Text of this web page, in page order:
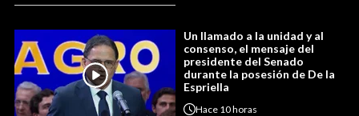
Un llamado a la unidad y al
consenso, el mensaje del
presidente del Senado
durante la posesión de De la
Espriella
Hace 10 horas